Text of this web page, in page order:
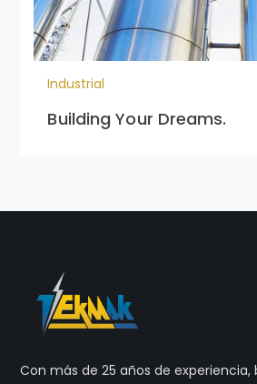
Industrial
Building Your Dreams.
Con más de 25 años de